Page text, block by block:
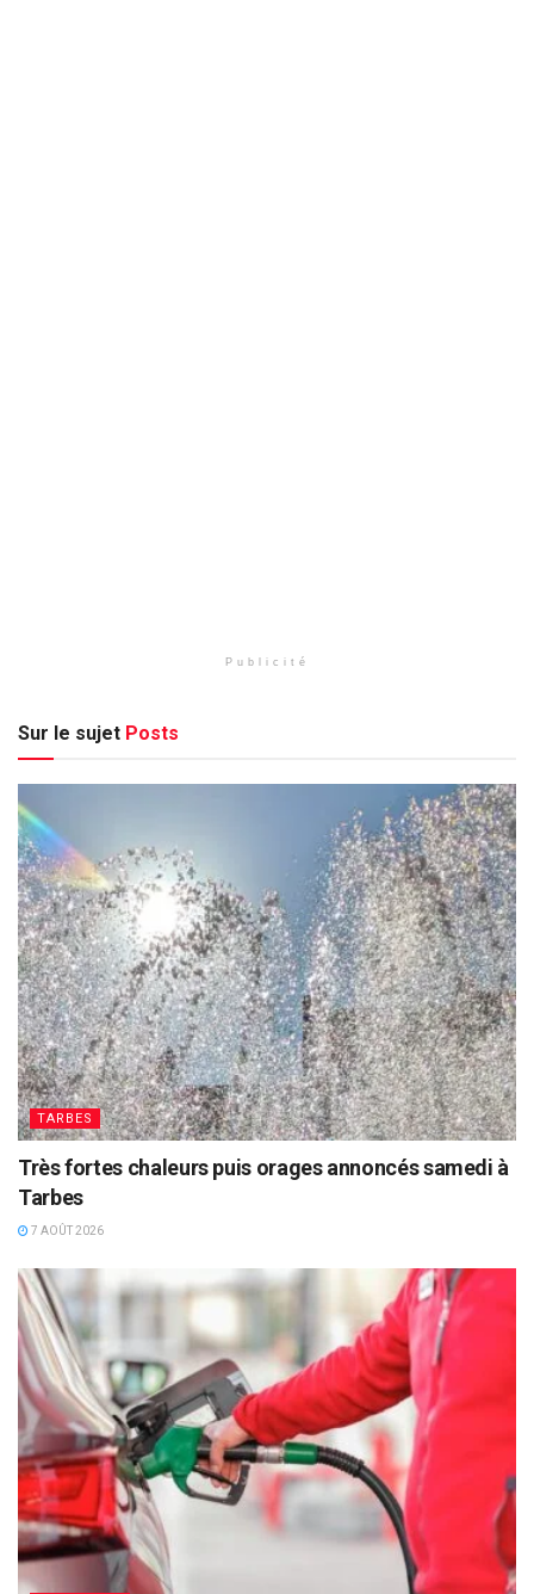
Publicité
Sur le sujet Posts
TARBES
Très fortes chaleurs puis orages annoncés samedi à
Tarbes
7 AOÛT 2026